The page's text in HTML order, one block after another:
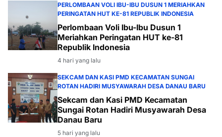
PERLOMBAAN VOLI IBU-IBU DUSUN 1 MERIAHKAN
PERINGATAN HUT KE-81 REPUBLIK INDONESIA
Perlombaan Voli Ibu-Ibu Dusun 1
Meriahkan Peringatan HUT ke-81
Republik Indonesia
4 hari yang lalu
SEKCAM DAN KASI PMD KECAMATAN SUNGAI
ROTAN HADIRI MUSYAWARAH DESA DANAU BARU
Sekcam dan Kasi PMD Kecamatan
Sungai Rotan Hadiri Musyawarah Desa
Danau Baru
5 hari yang lalu